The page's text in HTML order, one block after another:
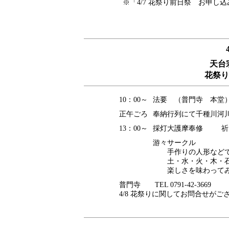
※「4/7 花祭り前日祭 お申し込
天
花祭
10：00～
法要 （普門寺 本堂
正午ごろ
奉納行列にて千種川河
13：00～
採灯大護摩奉修 祈
游々サークル
手作りの人形などで
土・水・火・木・石
楽しさを味わって
普門寺 TEL 0791-42-3669
4/8 花祭りに関してお問合せがご